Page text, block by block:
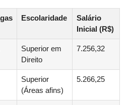
Escolaridade
Salário
Inicial (R$)
Superior em
Direito
7.256,32
Superior
(Áreas afins)
5.266,25